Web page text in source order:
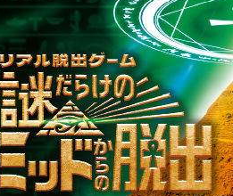
おすすめ！
参加できる
りたのしく、
のカメラ機能